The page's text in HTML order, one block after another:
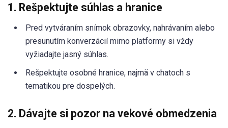
1. Rešpektujte súhlas a hranice
Pred vytváraním snímok obrazovky, nahrávaním alebo
presunutím konverzácií mimo platformy si vždy
vyžiadajte jasný súhlas.
Rešpektujte osobné hranice, najmä v chatoch s
tematikou pre dospelých.
2. Dávajte si pozor na vekové obmedzenia